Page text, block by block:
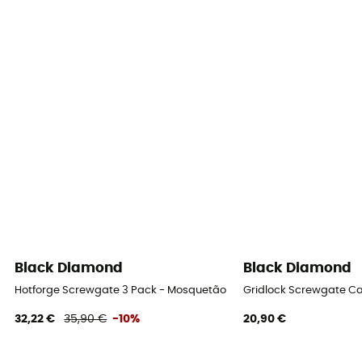
Black Diamond
Hotforge Screwgate 3 Pack - Mosquetão
32,22 € 35,90 € -10%
Black Diamond
Gridlock Screwgate
20,90 €